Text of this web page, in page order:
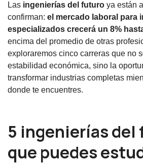
Las ingenierías del futuro ya están
confirman: el mercado laboral para
especializados crecerá un 8%
encima del promedio de otras
exploraremos cinco carreras que no
estabilidad económica, sino la
transformar industrias completas
donde te encuentres.
5 ingenierías
que puedes